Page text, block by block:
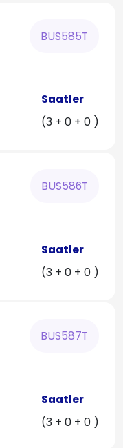
BUS585T
Saatler
(3 + 0 + 0 )
BUS586T
Saatler
(3 + 0 + 0 )
BUS587T
Saatler
(3 + 0 + 0 )